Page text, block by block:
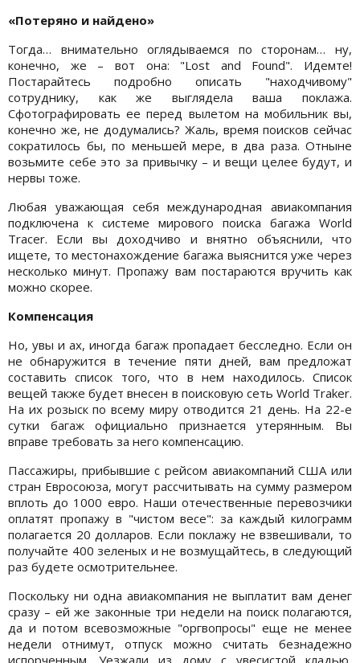
«Потеряно и найдено»
Тогда… внимательно оглядываемся по сторонам… ну,
конечно, же – вот она: "Lost and Found". Идемте!
Постарайтесь подробно описать "находчивому"
сотруднику, как же выглядела ваша поклажа.
Сфотографировать ее перед вылетом на мобильник вы,
конечно же, не додумались? Жаль, время поисков сейчас
сократилось бы, по меньшей мере, в два раза. Отныне
возьмите себе это за привычку – и вещи целее будут, и
нервы тоже.
Любая уважающая себя международная авиакомпания
подключена к системе мирового поиска багажа World
Tracer. Если вы доходчиво и внятно объяснили, что
ищете, то местонахождение багажа выяснится уже через
несколько минут. Пропажу вам постараются вручить как
можно скорее.
Компенсация
Но, увы и ах, иногда багаж пропадает бесследно. Если он
не обнаружится в течение пяти дней, вам предложат
составить список того, что в нем находилось. Список
вещей также будет внесен в поисковую сеть World Traker.
На их розыск по всему миру отводится 21 день. На 22-е
сутки багаж официально признается утерянным. Вы
вправе требовать за него компенсацию.
Пассажиры, прибывшие с рейсом авиакомпаний США или
стран Евросоюза, могут рассчитывать на сумму размером
вплоть до 1000 евро. Наши отечественные перевозчики
оплатят пропажу в "чистом весе": за каждый килограмм
полагается 20 долларов. Если поклажу не взвешивали, то
получайте 400 зеленых и не возмущайтесь, в следующий
раз будете осмотрительнее.
Поскольку ни одна авиакомпания не выплатит вам денег
сразу – ей же законные три недели на поиск полагаются,
да и потом всевозможные "оргвопросы" еще не менее
недели отнимут, отпуск можно считать безнадежно
испорченным. Уезжали из дому с увесистой кладью,